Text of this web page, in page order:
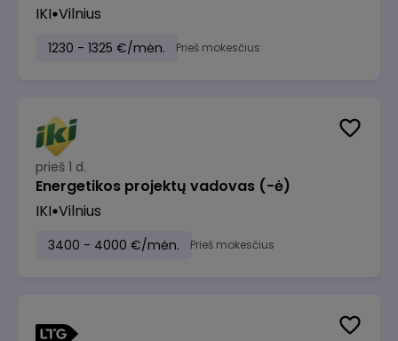
IKI Vilnius
1230 - 1325 €/mėn. Prieš mokesčius
prieš 1 d.
Energetikos projektų vadovas (-ė)
IKI Vilnius
3400 - 4000 €/mėn. Prieš mokesčius